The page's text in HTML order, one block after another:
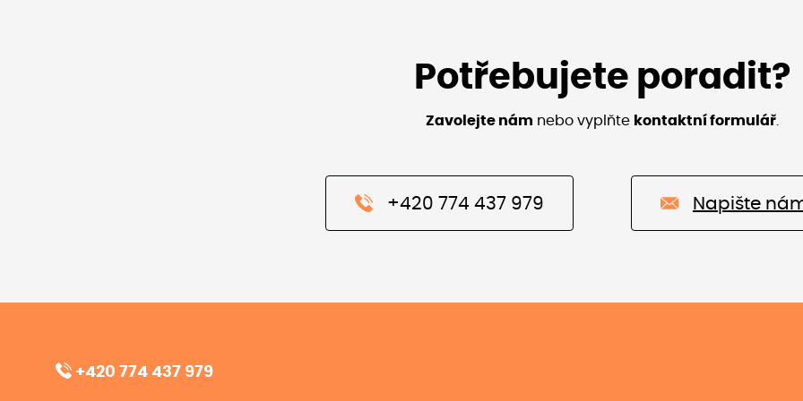
Potřebujete poradit?
Zavolejte nám nebo vyplňte kontaktní formulář.
+420 774 437 979 Napište
+420 774 437 979